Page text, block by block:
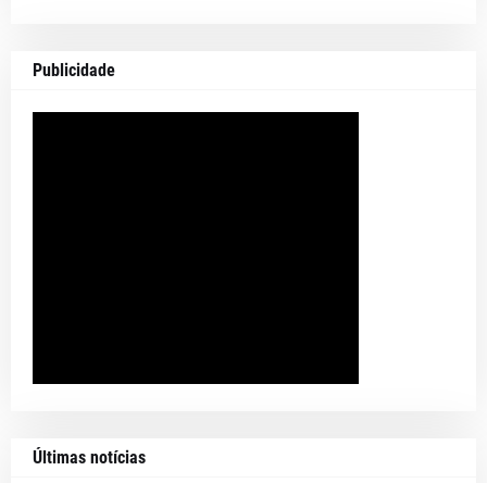
Publicidade
Últimas notícias